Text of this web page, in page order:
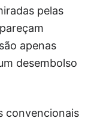
pelas
apenas
desembolso
convencionais